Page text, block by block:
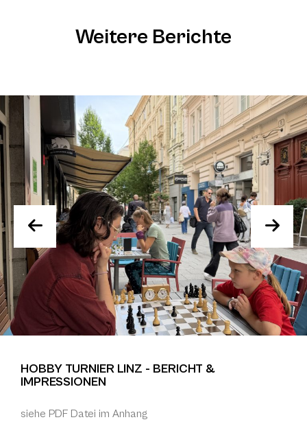
Weitere Berichte
HOBBY TURNIER LINZ - BERICHT &
IMPRESSIONEN
siehe PDF Datei im Anhang